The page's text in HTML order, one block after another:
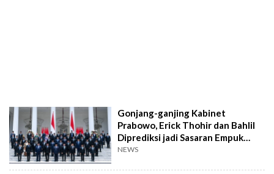
Gonjang-ganjing Kabinet
Prabowo, Erick Thohir dan Bahlil
Diprediksi jadi Sasaran Empuk
Reshuffle
NEWS